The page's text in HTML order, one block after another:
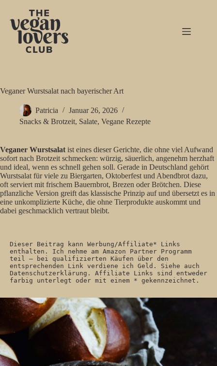
springen
Veganer Wurstsalat nach bayerischer Art
Patricia
Januar 26, 2026
Snacks & Brotzeit, Salate, Vegane Rezepte
Veganer Wurstsalat ist eines dieser Gerichte, die ohne viel Aufwand
sofort nach Brotzeit schmecken: würzig, säuerlich, angenehm herzhaft
und ideal, wenn es schnell gehen soll. Gerade in Deutschland gehört
Wurstsalat für viele zu Biergarten, Oktoberfest und Abendbrot dazu,
oft serviert mit frischem Bauernbrot, Brezen oder Brötchen. Diese
pflanzliche Version greift das klassische Prinzip auf und übersetzt es in
eine unkomplizierte Küche, die ohne Tierprodukte auskommt und
dabei geschmacklich vertraut bleibt.
Dieser Beitrag kann Werbung/Affiliate* Links
enthalten. Ich nehme am Amazon Partner Programm
teil – bei qualifizierten Käufen über den
entsprechenden Link verdiene ich Geld. Siehe auch
Datenschutzerklärung. Affiliate Links sind entweder
farbig unterlegt oder mit einem * gekennzeichnet.